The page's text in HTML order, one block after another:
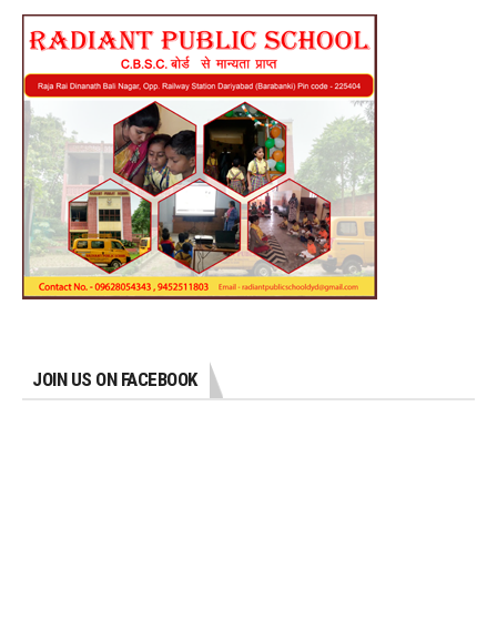
JOIN US ON FACEBOOK